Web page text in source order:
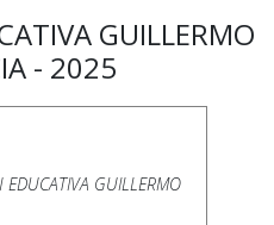
GUILLERMO
- 2025
EDUCATIVA GUILLERMO